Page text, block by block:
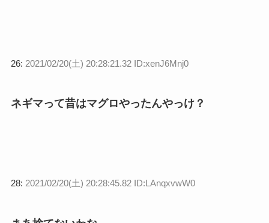
26: 2021/02/20(土) 20:28:21.32 ID:xenJ6Mnj0
ネギマって昔はマグロやったんやっけ？
28: 2021/02/20(土) 20:28:45.82 ID:LAnqxvwW0